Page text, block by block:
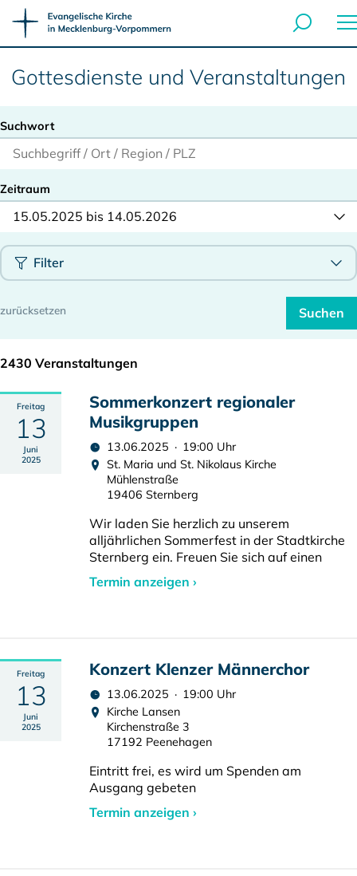
Gottesdienste und Veranstaltungen
Suchwort
Zeitraum
15.05.2025 bis 14.05.2026
Filter
2430 Veranstaltungen
Freitag
13
Juni
2025
Sommerkonzert regionaler
Musikgruppen
13.06.2025 · 19:00 Uhr
St. Maria und St. Nikolaus Kirche
Mühlenstraße
19406 Sternberg
Wir laden Sie herzlich zu unserem
alljährlichen Sommerfest in der Stadtkirche
Sternberg ein. Freuen Sie sich auf einen
Termin anzeigen ›
Freitag
13
Juni
2025
Konzert Klenzer Männerchor
13.06.2025 · 19:00 Uhr
Kirche Lansen
Kirchenstraße 3
17192 Peenehagen
Eintritt frei, es wird um Spenden am
Ausgang gebeten
Termin anzeigen ›